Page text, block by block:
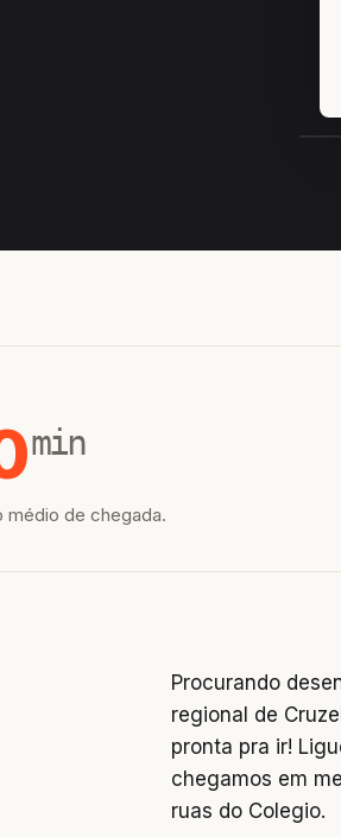
min
médio de chegada.
Procurando
regional de
pronta pra ir!
chegamos em
ruas do Colegio.